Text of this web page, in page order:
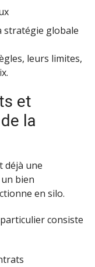
stratégie globale
leurs limites,
et
la
déjà une
bien
en silo.
consiste